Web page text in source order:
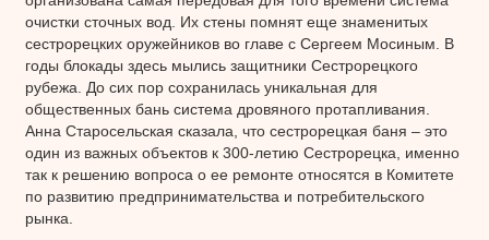
очистки сточных вод. Их стены помнят еще знаменитых
сестрорецких оружейников во главе с Сергеем Мосиным. В
годы блокады здесь мылись защитники Сестрорецкого
рубежа. До сих пор сохранилась уникальная для
общественных бань система дровяного протапливания.
Анна Старосельская сказала, что сестрорецкая баня – это
один из важных объектов к 300-летию Сестрорецка, именно
так к решению вопроса о ее ремонте относятся в Комитете
по развитию предпринимательства и потребительского
рынка.